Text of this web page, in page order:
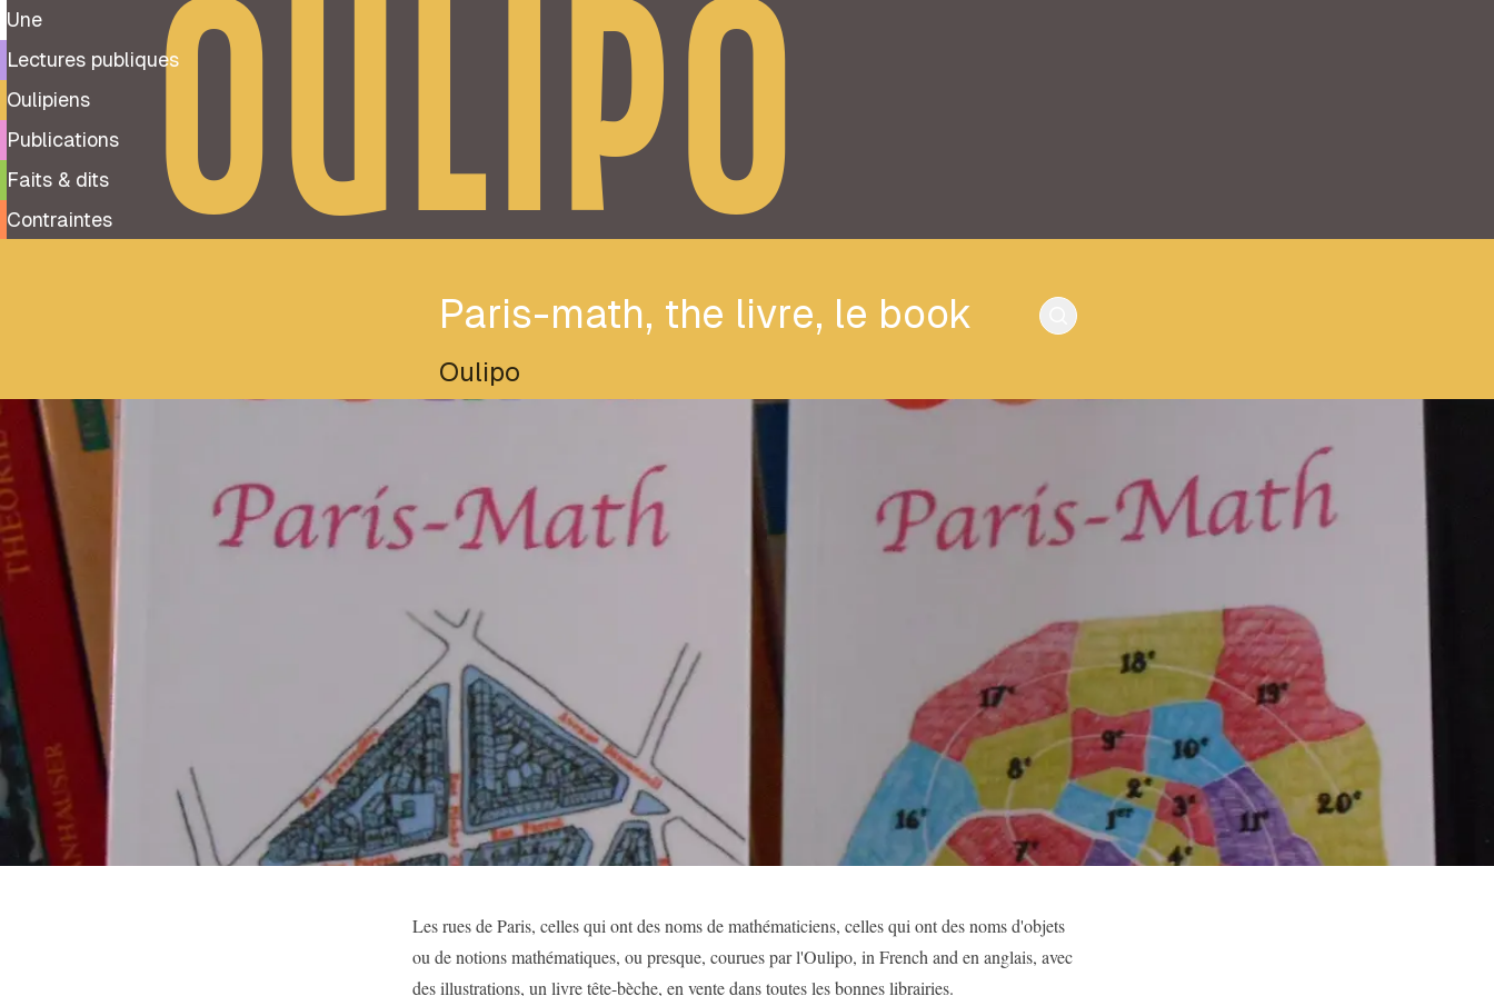
Une
Lectures publiques
Oulipiens
Publications
Faits & dits
Contraintes
OULIPO
Paris-math, the livre, le book
Oulipo
Les rues de Paris, celles qui ont des noms de mathématiciens, celles qui ont des noms d'objets
ou de notions mathématiques, ou presque, courues par l'Oulipo, in French and en anglais, avec
des illustrations, un livre tête-bèche, en vente dans toutes les bonnes librairies.